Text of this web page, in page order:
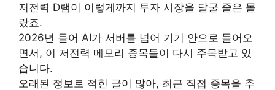
저전력 D램이 이렇게까지 투자 시장을 달굴 줄은 몰
랐죠.
2026년 들어 AI가 서버를 넘어 기기 안으로 들어오
면서, 이 저전력 메모리 종목들이 다시 주목받고 있
습니다.
오래된 정보로 적힌 글이 많아, 최근 직접 종목을 추